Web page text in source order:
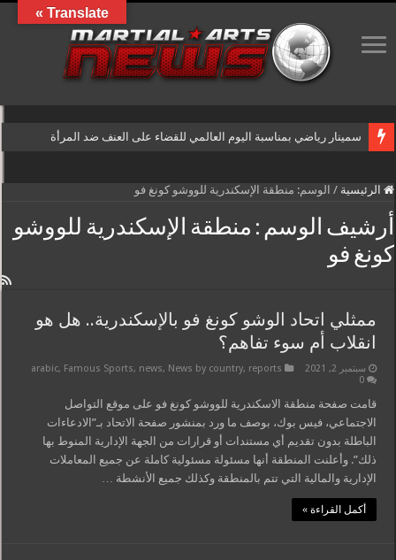
سمينار رياضي بمناسبة اليوم العالمي للقضاء على العنف ضد المرأة
الرئيسية / الوسم: منطقة الإسكندرية للووشو كونغ فو
أرشيف الوسم : منطقة الإسكندرية للووشو
كونغ فو
ممثلي اتحاد الوشو كونغ فو بالإسكندرية.. هل هو
انقلاب أم سوء تفاهم؟
سبتمبر 2, 2021 arabic, Famous Sports, news, News by country, reports
0
قامت صفحة منطقة الاسكندرية للووشو كونغ فو على موقع التواصل
الاجتماعي، فيس بوك، بوصف ما ورد بمنشور صفحة الاتحاد بـ”الادعاءات
الباطلة بدون تقديم أي مستندات أو قرارات من الجهة الإدارية المنوط بها
ذلك”. وأعلنت المنطقة أنها مسئولة مسئولية كاملة عن جميع المعاملات
الإدارية والمالية التي تتم بالمنطقة وكذلك جميع الأنشطة …
أكمل القراءة »
Translate »